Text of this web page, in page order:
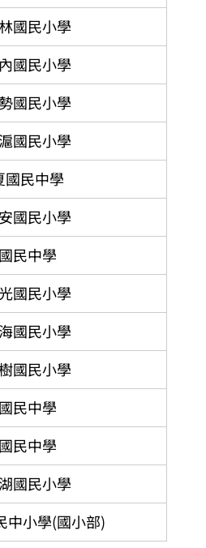
國民小學
國民小學
國民小學
國民小學
國民中學​
國民小學
民中學
國民小學
國民小學
國民小學
民中學
民中學
國民小學
中小學(國小部)​